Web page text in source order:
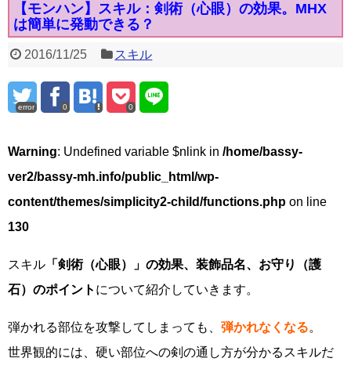
【モンハン】スキル：剣術（心眼）の効果。MHX
は簡単に発動できる？
2016/11/25 スキル
error 0 0
Warning: Undefined variable $nlink in /home/bassy-
ver2/bassy-mh.info/public_html/wp-
content/themes/simplicity2-child/functions.php on line
130
スキル 「剣術（心眼）」の効果、装飾品名、お守り（護
石）のポイント について紹介していきます。
弾かれる部位を攻撃してしまっても、 弾かれなくなる。
世界観的には、硬い部位への剣の通し方が分かるスキルだ